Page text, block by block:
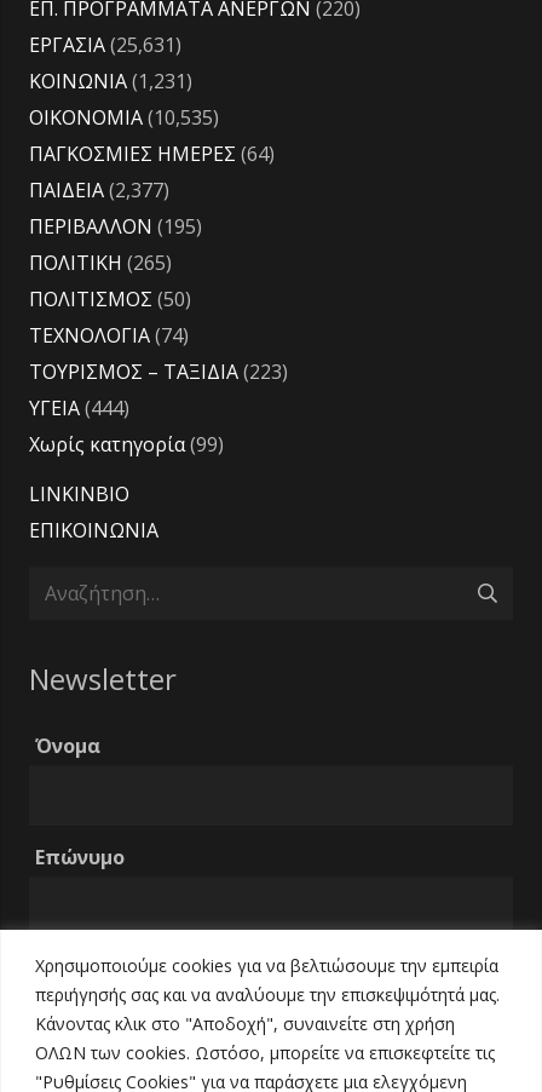
Χρησιμοποιούμε cookies για να βελτιώσουμε την εμπειρία
περιήγησής σας και να αναλύουμε την επισκεψιμότητά μας.
Κάνοντας κλικ στο "Αποδοχή", συναινείτε στη χρήση
ΟΛΩΝ των cookies. Ωστόσο, μπορείτε να επισκεφτείτε τις
"Ρυθμίσεις Cookies" για να παράσχετε μια ελεγχόμενη
ΕΠ. ΠΡΟΓΡΑΜΜΑΤΑ ΑΝΕΡΓΩΝ (220)
ΕΡΓΑΣΙΑ(25,631)
ΚΟΙΝΩΝΙΑ(1,231)
ΟΙΚΟΝΟΜΙΑ(10,535)
ΠΑΓΚΟΣΜΙΕΣ ΗΜΕΡΕΣ (64)
ΠΑΙΔΕΙΑ(2,377)
ΠΕΡΙΒΑΛΛΟΝ (195)
ΠΟΛΙΤΙΚΗ (265)
ΠΟΛΙΤΙΣΜΟΣ (50)
ΤΕΧΝΟΛΟΓΙΑ(74)
ΤΟΥΡΙΣΜΟΣ – ΤΑΞΙΔΙΑ(223)
ΥΓΕΙΑ(444)
Χωρίς κατηγορία(99)
LINKINBIO
ΕΠΙΚΟΙΝΩΝΙΑ
Αναζήτηση
Newsletter
Όνομα
Επώνυμο
Email
Τηλέφωνο